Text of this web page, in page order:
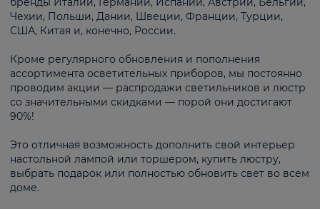
Чехии, Польши, Дании, Швеции, Франции, Турции,
США, Китая и, конечно, России.
Кроме регулярного обновления и пополнения
ассортимента осветительных приборов, мы постоянно
проводим акции — распродажи светильников и люстр
со значительными скидками — порой они достигают
90%!
Это отличная возможность дополнить свой интерьер
настольной лампой или торшером, купить люстру,
выбрать подарок или полностью обновить свет во всем
доме.